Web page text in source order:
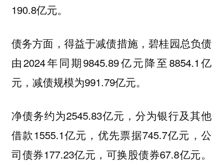
190.8亿元。
债务方面，得益于减债措施，碧桂园总负债
由2024年同期9845.89亿元降至8854.1亿
元，减债规模为991.79亿元。
净债务约为2545.83亿元，分为银行及其他
借款1555.1亿元，优先票据745.7亿元，公
司债券177.23亿元，可换股债券67.8亿元。